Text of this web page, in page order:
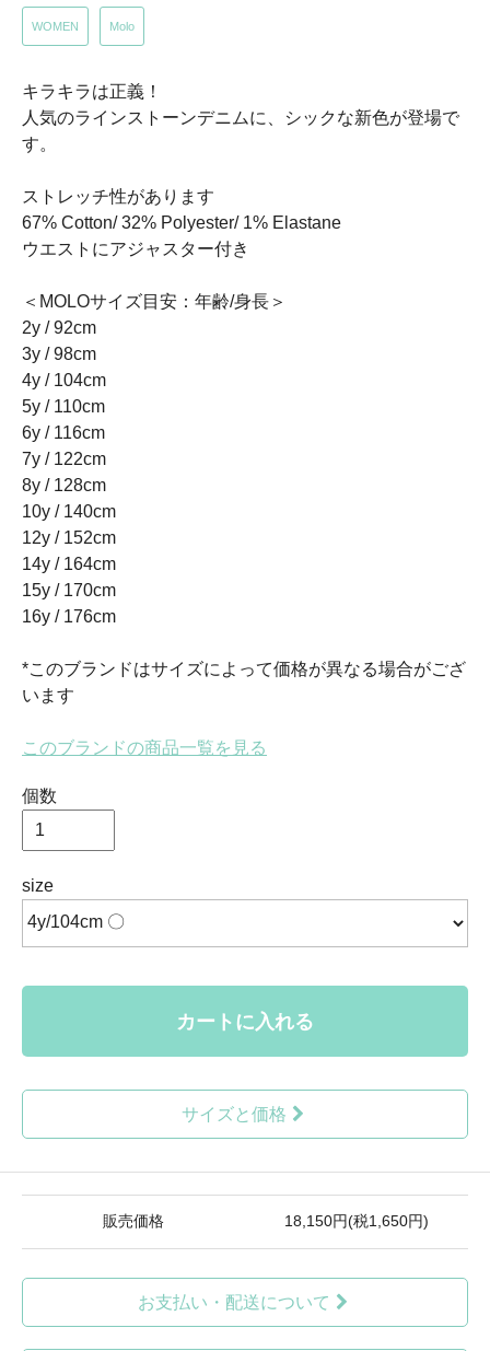
WOMEN Molo
キラキラは正義！
人気のラインストーンデニムに、シックな新色が登場で
す。
ストレッチ性があります
67% Cotton/ 32% Polyester/ 1% Elastane
ウエストにアジャスター付き
＜MOLOサイズ目安：年齢/身長＞
2y / 92cm
3y / 98cm
4y / 104cm
5y / 110cm
6y / 116cm
7y / 122cm
8y / 128cm
10y / 140cm
12y / 152cm
14y / 164cm
15y / 170cm
16y / 176cm
*このブランドはサイズによって価格が異なる場合がござ
います
このブランドの商品一覧を見る
個数
size
カートに入れる
サイズと価格
販売価格 18,150円(税1,650円)
お支払い・配送について